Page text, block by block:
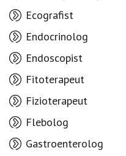
Ecografist
Endocrinolog
Endoscopist
Fitoterapeut
Fizioterapeut
Flebolog
Gastroenterolog